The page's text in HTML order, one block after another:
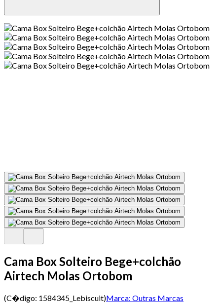
Cama Box Solteiro Bege+colchão
Airtech Molas Ortobom
(C�digo: 1584345_Lebiscuit)Marca: Outras Marcas